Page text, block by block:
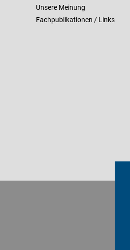
Unsere Meinung
Fachpublikationen / Links